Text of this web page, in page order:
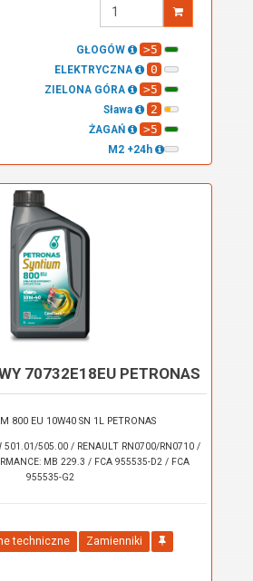
GŁOGÓW >5
ELEKTRYCZNA 0
ZIELONA GÓRA >5
Sława 2
ŻAGAŃ >5
M2 +24h
70732E18EU PETRONAS
800 EU 10W40 SN 1L PETRONAS
501.01/505.00 / RENAULT RN0700/RN0710 /
MB 229.3 / FCA 955535-D2 / FCA
955535-G2
techniczne Zamienniki